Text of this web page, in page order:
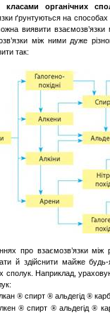
класами органічних
ґрунтуються на способах
виявити взаємозв’язки
міжними дуже
так:
про взаємозв’язки між
й здійснити майжебудь-
сполук. Наприклад ,
:
® спирт® альдегід ®
®спирт ® альдегід ®